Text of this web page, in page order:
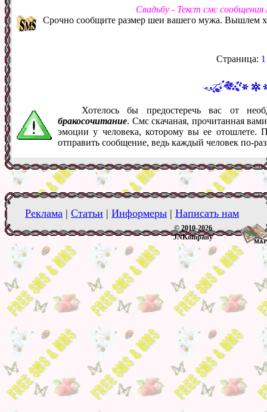
Свадьбу - Текст смс
Срочно сообщите размер шеи вашего мужа. Вышлем
Страница: 1
Хотелось бы предостеречь вас от
бракосочитание. Смс скачаная, прочитанная
эмоции у человека, которому вы ее отошлете.
отправить сообщение, ведь каждый человек по-
Реклама | Статьи | Информеры | Написать нам
© 2010-2026
JNKompany